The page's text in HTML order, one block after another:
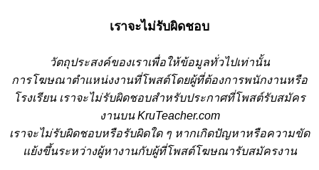
เราจะไม่รับผิดชอบ
วัตถุประสงค์ของเราเพื่อให้ข้อมูลทั่วไปเท่านั้น
การโฆษณาตำแหน่งงานที่โพสต์โดยผู้ที่ต้องการพนักงานหรือ
โรงเรียน เราจะไม่รับผิดชอบสำหรับประกาศที่โพสต์รับสมัคร
งานบน KruTeacher.com
เราจะไม่รับผิดชอบหรือรับผิดใด ๆ หากเกิดปัญหาหรือความขัด
แย้งขึ้นระหว่างผู้หางานกับผู้ที่โพสต์โฆษณารับสมัครงาน